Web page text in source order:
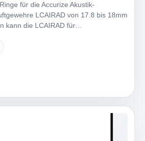
für die Accurize Akustik-
LCAIRAD von 17.8 bis 18mm
kann die LCAIRAD für